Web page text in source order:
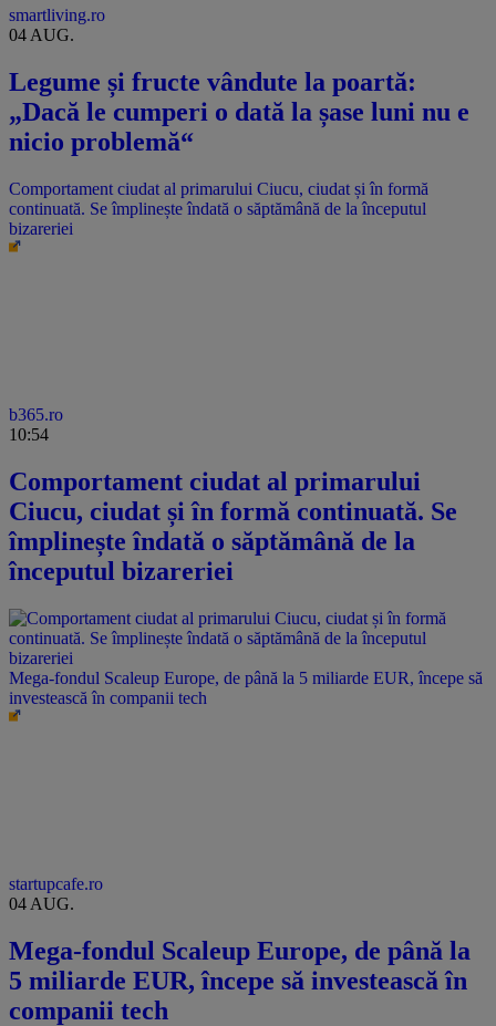
smartliving.ro
04 AUG.
Legume și fructe vândute la poartă:
„Dacă le cumperi o dată la șase luni nu e
nicio problemă“
Comportament ciudat al primarului Ciucu, ciudat și în formă
continuată. Se împlinește îndată o săptămână de la începutul
bizareriei
b365.ro
10:54
Comportament ciudat al primarului
Ciucu, ciudat și în formă continuată. Se
împlinește îndată o săptămână de la
începutul bizareriei
Mega-fondul Scaleup Europe, de până la 5 miliarde EUR, începe să
investească în companii tech
startupcafe.ro
04 AUG.
Mega-fondul Scaleup Europe, de până la
5 miliarde EUR, începe să investească în
companii tech